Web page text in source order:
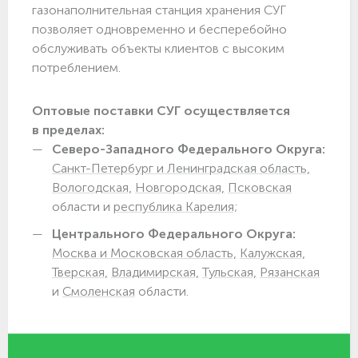
газонаполнительная станция хранения СУГ
позволяет одновременно и бесперебойно
обслуживать объекты клиентов с высоким
потреблением.
Оптовые поставки СУГ осуществляется
в пределах:
Северо-Западного Федерального Округа:
Санкт-Петербург и Ленинградская область,
Вологодская, Новгородская, Псковская
области и республика Карелия;
Центрального Федерального Округа:
Москва и Московская область, Калужская,
Тверская, Владимирская, Тульская, Рязанская
и Смоленская области.